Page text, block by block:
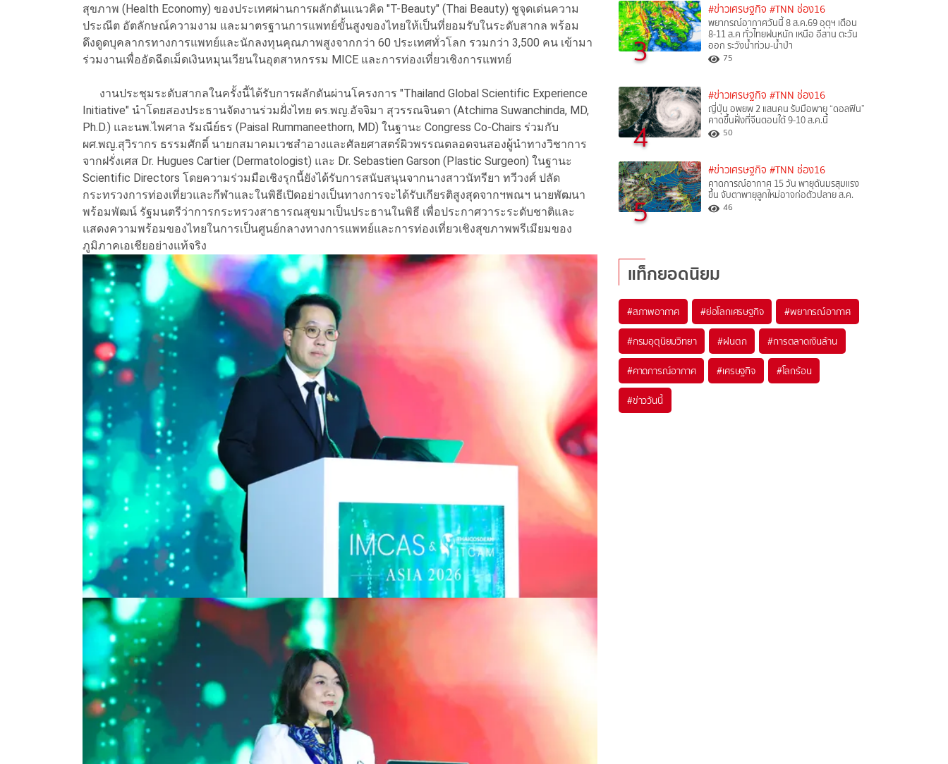
สุขภาพ (Health Economy) ของประเทศผ่านการผลักดันแนวคิด "T-Beauty" (Thai Beauty) ชูจุดเด่นความ
ประณีต อัตลักษณ์ความงาม และมาตรฐานการแพทย์ขั้นสูงของไทยให้เป็นที่ยอมรับในระดับสากล พร้อม
ดึงดูดบุคลากรทางการแพทย์และนักลงทุนคุณภาพสูงจากกว่า 60 ประเทศทั่วโลก รวมกว่า 3,500 คน เข้ามา
ร่วมงานเพื่ออัดฉีดเม็ดเงินหมุนเวียนในอุตสาหกรรม MICE และการท่องเที่ยวเชิงการแพทย์
งานประชุมระดับสากลในครั้งนี้ได้รับการผลักดันผ่านโครงการ "Thailand Global Scientific Experience
Initiative" นำโดยสองประธานจัดงานร่วมฝั่งไทย ดร.พญ.อัจจิมา สุวรรณจินดา (Atchima Suwanchinda, MD,
Ph.D.) และนพ.ไพศาล รัมณีย์ธร (Paisal Rummaneethorn, MD) ในฐานะ Congress Co-Chairs ร่วมกับ
ผศ.พญ.สุวิรากร ธรรมศักดิ์ นายกสมาคมเวชสำอางและศัลยศาสตร์ผิวพรรณตลอดจนสองผู้นำทางวิชาการ
จากฝรั่งเศส Dr. Hugues Cartier (Dermatologist) และ Dr. Sebastien Garson (Plastic Surgeon) ในฐานะ
Scientific Directors โดยความร่วมมือเชิงรุกนี้ยังได้รับการสนับสนุนจากนางสาวนัทรียา ทวีวงศ์ ปลัด
กระทรวงการท่องเที่ยวและกีฬาและในพิธีเปิดอย่างเป็นทางการจะได้รับเกียรติสูงสุดจากฯพณฯ นายพัฒนา
พร้อมพัฒน์ รัฐมนตรีว่าการกระทรวงสาธารณสุขมาเป็นประธานในพิธี เพื่อประกาศวาระระดับชาติและ
แสดงความพร้อมของไทยในการเป็นศูนย์กลางทางการแพทย์และการท่องเที่ยวเชิงสุขภาพพรีเมียมของ
ภูมิภาคเอเชียอย่างแท้จริง
3
#ข่าวเศรษฐกิจ #TNN ช่อง16
พยากรณ์อากาศวันนี้ 8 ส.ค.69 อุตุฯ เตือน
8-11 ส.ค ทั่วไทยฝนหนัก เหนือ อีสาน ตะวัน
ออก ระวังน้ำท่วม-น้ำป่า
75
4
#ข่าวเศรษฐกิจ #TNN ช่อง16
ญี่ปุ่น อพยพ 2 แสนคน รับมือพายุ “ดอลฟิน”
คาดขึ้นฝั่งที่จีนตอนใต้ 9-10 ส.ค.นี้
50
5
#ข่าวเศรษฐกิจ #TNN ช่อง16
คาดการณ์อากาศ 15 วัน พายุดันมรสุมแรง
ขึ้น จับตาพายุลูกใหม่อาจก่อตัวปลาย ส.ค.
46
แท็กยอดนิยม
#สภาพอากาศ #ย่อโลกเศรษฐกิจ #พยากรณ์อากาศ
#กรมอุตุนิยมวิทยา #ฝนตก #การตลาดเงินล้าน
#คาดการณ์อากาศ #เศรษฐกิจ #โลกร้อน
#ข่าววันนี้